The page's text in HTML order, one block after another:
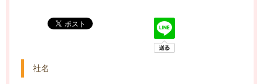
社名